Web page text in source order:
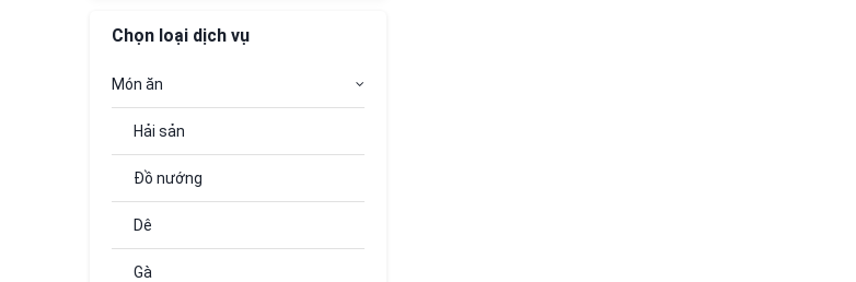
Chọn loại dịch vụ
Món ăn
Hải sản
Đồ nướng
Dê
Gà